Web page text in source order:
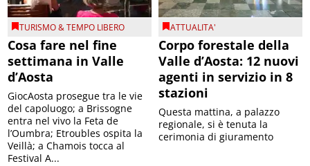
TURISMO & TEMPO LIBERO
Cosa fare nel fine
settimana in Valle
d’Aosta
GiocAosta prosegue tra le vie
del capoluogo; a Brissogne
entra nel vivo la Feta de
l’Oumbra; Etroubles ospita la
Veillà; a Chamois tocca al
Festival A...
ATTUALITA'
Corpo forestale della
Valle d’Aosta: 12 nuovi
agenti in servizio in 8
stazioni
Questa mattina, a palazzo
regionale, si è tenuta la
cerimonia di giuramento